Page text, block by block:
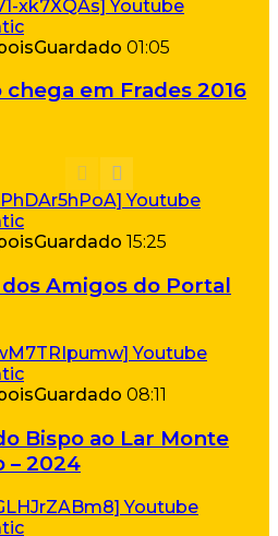
Guardado 01:05
chega em Frades 2016
Guardado 15:25
Amigos do Portal
Guardado 08:11
Bispo ao Lar Monte
– 2024